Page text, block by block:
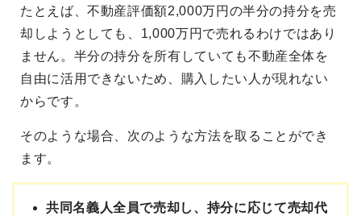
たとえば、不動産評価額2,000万円の半分の持分を売
却しようとしても、1,000万円で売れるわけではあり
ません。半分の持分を所有していても不動産全体を
自由に活用できないため、購入したい人が現れない
からです。
そのような場合、次のような方法を取ることができ
ます。
共同名義人全員で売却し、持分に応じて売却代